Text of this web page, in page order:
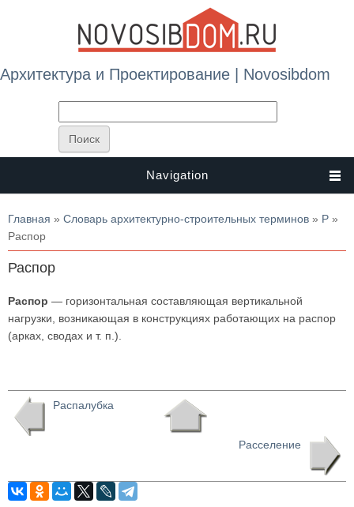
Архитектура и Проектирование | Novosibdom
Navigation
Вы здесь
Главная » Словарь архитектурно-строительных терминов » Р »
Распор
Распор
Распор — горизонтальная составляющая вертикальной
нагрузки, возникающая в конструкциях работающих на распор
(арках, сводах и т. п.).
Распалубка
Расселение